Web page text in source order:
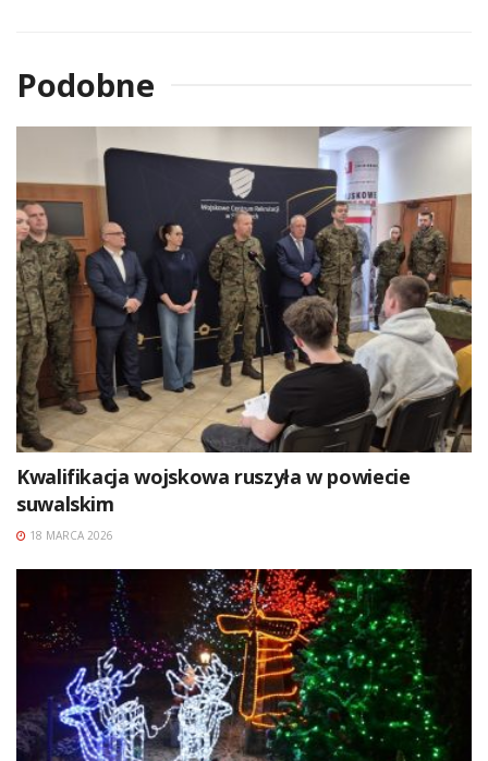
Podobne
Kwalifikacja wojskowa ruszyła w powiecie
suwalskim
18 MARCA 2026